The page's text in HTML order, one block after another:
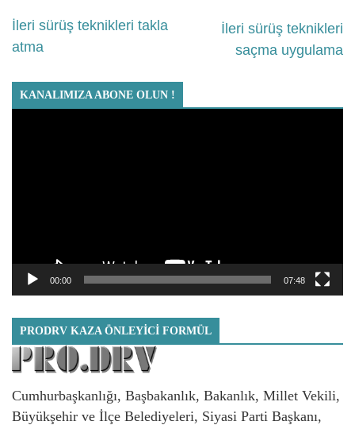
İleri sürüş teknikleri takla
atma
İleri sürüş teknikleri
saçma uygulama
KANALIMIZA ABONE OLUN !
00:00 07:48
PRODRV KAZA ÖNLEYICI FORMÜL
Cumhurbaşkanlığı, Başbakanlık, Bakanlık, Millet Vekili,
Büyükşehir ve İlçe Belediyeleri, Siyasi Parti Başkanı,